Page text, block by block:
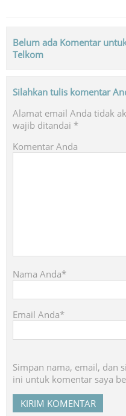
Belum ada Komentar
Telkom
Silahkan tulis komentar
Alamat email Anda tidak
wajib ditandai *
Komentar Anda
Nama Anda*
Email Anda*
Simpan nama, email, dan
ini untuk komentar saya